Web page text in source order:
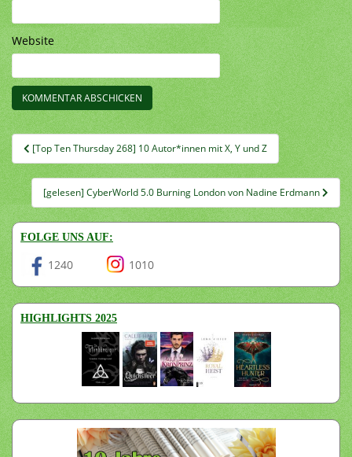
Website
Beitragsnavigation
[Top Ten Thursday 268] 10 Autor*innen mit X, Y und Z
[gelesen] CyberWorld 5.0 Burning London von Nadine Erdmann
FOLGE UNS AUF:
1240 1010
HIGHLIGHTS 2025